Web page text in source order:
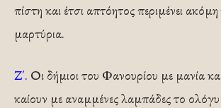
πίστη και έτσι απτόητος περιμένει ακόμη
μαρτύρια.
Ζ΄. Οι δήμιοι του Φανουρίου με μανία
καίουν με αναμμένες λαμπάδες το